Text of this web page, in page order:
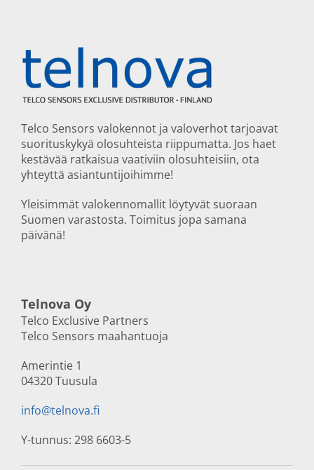
Telco Sensors valokennot ja valoverhot tarjoavat
suorituskykyä olosuhteista riippumatta. Jos haet
kestävää ratkaisua vaativiin olosuhteisiin, ota
yhteyttä asiantuntijoihimme!
Yleisimmät valokennomallit löytyvät suoraan
Suomen varastosta. Toimitus jopa samana
päivänä!
Telnova Oy
Telco Exclusive Partners
Telco Sensors maahantuoja
Amerintie 1
04320 Tuusula
info@telnova.fi
Y-tunnus: 298 6603-5